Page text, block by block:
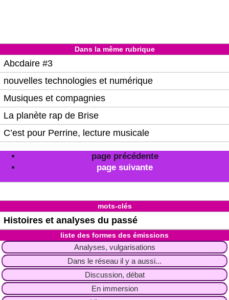
Dans la même rubrique
Abcdaire #3
nouvelles technologies et numérique
Musiques et compagnies
La planète rap de Brise
C’est pour Perrine, lecture musicale
page précédente
page suivante
mots-clés
Histoires et analyses du passé
liste des formes des émissions
Analyses, vulgarisations
Dans le réseau il y a aussi...
Discussion, débat
En immersion